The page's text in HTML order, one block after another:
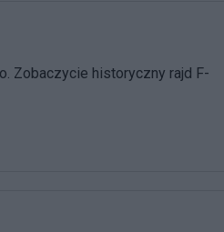
Zobaczycie historyczny rajd F-